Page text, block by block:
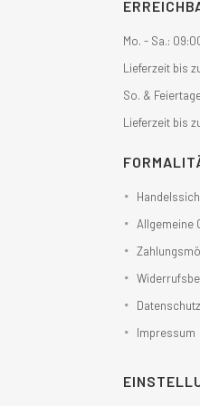
Mo. - Sa.:
Lieferzeit bis
So. &
Lieferzeit bis
Allgemeine
Datenschutz
Impressum